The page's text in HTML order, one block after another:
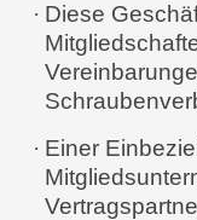
· Diese
· Einer